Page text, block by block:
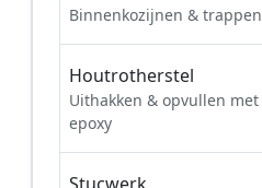
Binnenkozijnen & trappen
Houtrotherstel
Uithakken & opvullen met
epoxy